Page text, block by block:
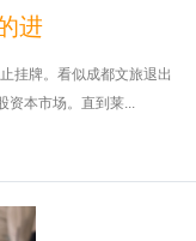
进
挂牌。看似成都文旅退出
资本市场。直到莱...